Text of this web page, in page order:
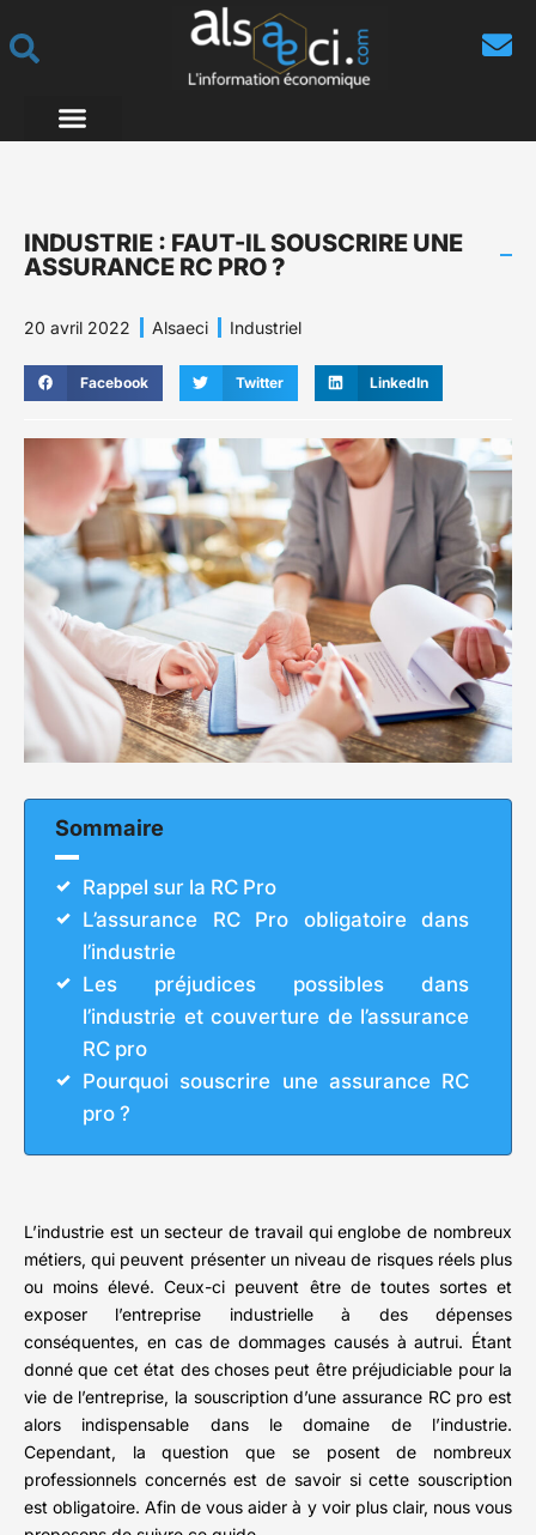
INDUSTRIE : FAUT-IL SOUSCRIRE UNE
ASSURANCE RC PRO ?
20 avril 2022 Alsaeci Industriel
Facebook Twitter LinkedIn
Sommaire
Rappel sur la RC Pro
L’assurance RC Pro obligatoire dans
l’industrie
Les préjudices possibles dans
l’industrie et couverture de l’assurance
RC pro
Pourquoi souscrire une assurance RC
pro ?
L’industrie est un secteur de travail qui englobe de nombreux
métiers, qui peuvent présenter un niveau de risques réels plus
ou moins élevé. Ceux-ci peuvent être de toutes sortes et
exposer l’entreprise industrielle à des dépenses
conséquentes, en cas de dommages causés à autrui. Étant
donné que cet état des choses peut être préjudiciable pour la
vie de l’entreprise, la souscription d’une assurance RC pro est
alors indispensable dans le domaine de l’industrie.
Cependant, la question que se posent de nombreux
professionnels concernés est de savoir si cette souscription
est obligatoire. Afin de vous aider à y voir plus clair, nous vous